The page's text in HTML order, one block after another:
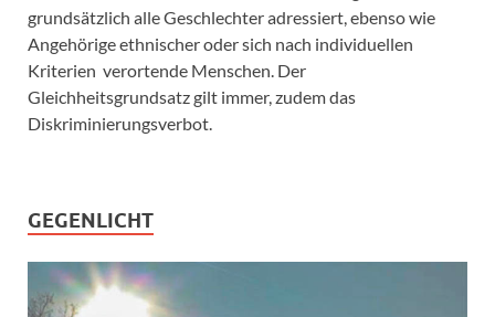
grundsätzlich alle Geschlechter adressiert, ebenso wie
Angehörige ethnischer oder sich nach individuellen
Kriterien verortende Menschen. Der
Gleichheitsgrundsatz gilt immer, zudem das
Diskriminierungsverbot.
GEGENLICHT